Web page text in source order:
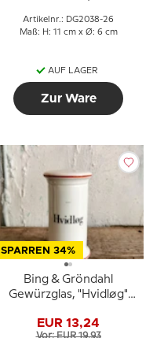
Artikelnr.: DG2038-26
Maß: H: 11 cm x Ø: 6 cm
AUF LAGER
Zur Ware
SPARREN 34%
Bing & Gröndahl
Gewürzglas, "Hvidløg"
EUR 13,24
Vor: EUR 19,93